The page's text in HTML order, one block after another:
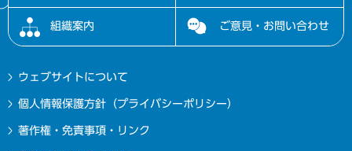
組織案内 ご意見・お問い合わせ
ウェブサイトについて
個人情報保護方針（プライバシーポリシー）
著作権・免責事項・リンク